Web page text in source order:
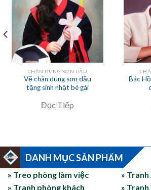
CHÂN DUNG SƠN DẦU
Vẽ chân dung sơn dầu
tặng sinh nhật bé gái
Đọc Tiếp
Bác
DANH MỤC SẢN PHẨM
» Treo phòng làm việc
» Tranh phòng khách
»
»